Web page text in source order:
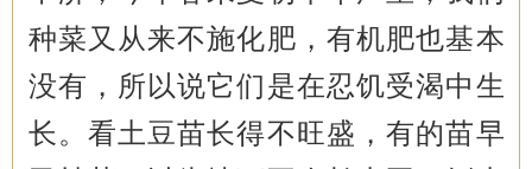
种菜又从来不施化肥，有机肥也基本
没有，所以说它们是在忍饥受渴中生
长。看土豆苗长得不旺盛，有的苗早